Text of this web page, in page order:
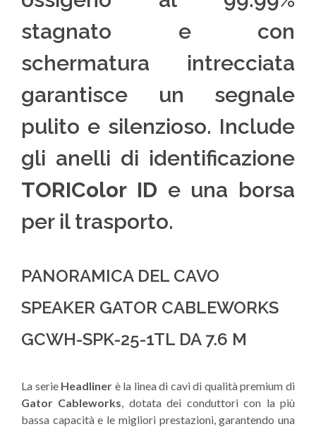
stagnato e con
schermatura intrecciata
garantisce un segnale
pulito e silenzioso. Include
gli anelli di identificazione
TORIColor ID e una borsa
per il trasporto.
PANORAMICA DEL CAVO
SPEAKER GATOR CABLEWORKS
GCWH-SPK-25-1TL DA 7.6 M
La serie Headliner è la linea di cavi di qualità premium di
Gator Cableworks, dotata dei conduttori con la più
bassa capacità e le migliori prestazioni, garantendo una